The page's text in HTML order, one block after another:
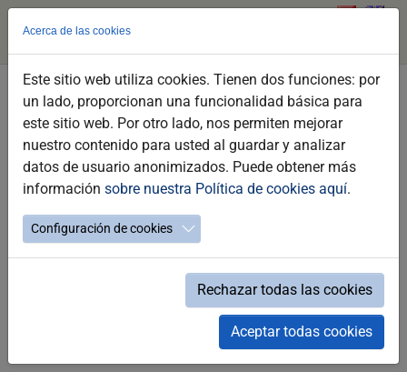
Skip
main
content
Jerez - Ángel Nieto Racing Circuit
_PUNTOS DE INTERÉS / DEPORTE / MOTOR / JEREZ CON NIÑOS
The Jerez Ángel Nieto Racing Circuit is a sporting facility
of reference in the city, not just because of the Spanish
Motorcycle Grand Prix, but also because during the year
the circuit hosts other important competitions such as the
World Superbike Championship or the Spanish and
Andalusia Motorcycle Championships
Acerca de las cookies
Este sitio web utiliza cookies. Tienen dos funciones: por
un lado, proporcionan una funcionalidad básica para
este sitio web. Por otro lado, nos permiten mejorar
nuestro contenido para usted al guardar y analizar
datos de usuario anonimizados. Puede obtener más
información sobre nuestra Política de cookies aquí.
Configuración de cookies
Rechazar todas las cookies
Aceptar todas cookies